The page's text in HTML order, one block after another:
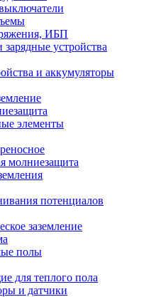
ИБП
устройства
и аккумуляторы
элементы
молниезащита
потенциалов
заземление
полы
для теплого пола
и датчики